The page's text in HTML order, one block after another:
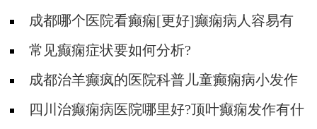
成都哪个医院看癫痫[更好]癫痫病人容易有
什么心理?
常见癫痫症状要如何分析?
成都治羊癫疯的医院科普儿童癫痫病小发作
有哪些症状?
四川治癫痫病医院哪里好?顶叶癫痫发作有什